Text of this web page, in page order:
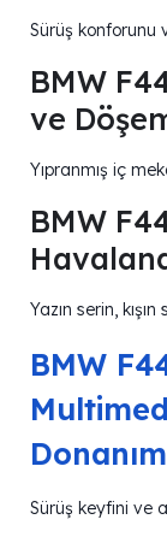
Sürüş
BMW
ve
Yıpranmış iç
BMW
Yazın serin,
BMW
Sürüş keyfini ve